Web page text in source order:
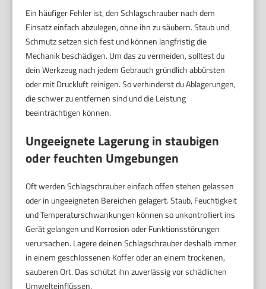
Ein häufiger Fehler ist, den Schlagschrauber nach dem
Einsatz einfach abzulegen, ohne ihn zu säubern. Staub und
Schmutz setzen sich fest und können langfristig die
Mechanik beschädigen. Um das zu vermeiden, solltest du
dein Werkzeug nach jedem Gebrauch gründlich abbürsten
oder mit Druckluft reinigen. So verhinderst du Ablagerungen,
die schwer zu entfernen sind und die Leistung
beeinträchtigen können.
Ungeeignete Lagerung in staubigen
oder feuchten Umgebungen
Oft werden Schlagschrauber einfach offen stehen gelassen
oder in ungeeigneten Bereichen gelagert. Staub, Feuchtigkeit
und Temperaturschwankungen können so unkontrolliert ins
Gerät gelangen und Korrosion oder Funktionsstörungen
verursachen. Lagere deinen Schlagschrauber deshalb immer
in einem geschlossenen Koffer oder an einem trockenen,
sauberen Ort. Das schützt ihn zuverlässig vor schädlichen
Umwelteinflüssen.